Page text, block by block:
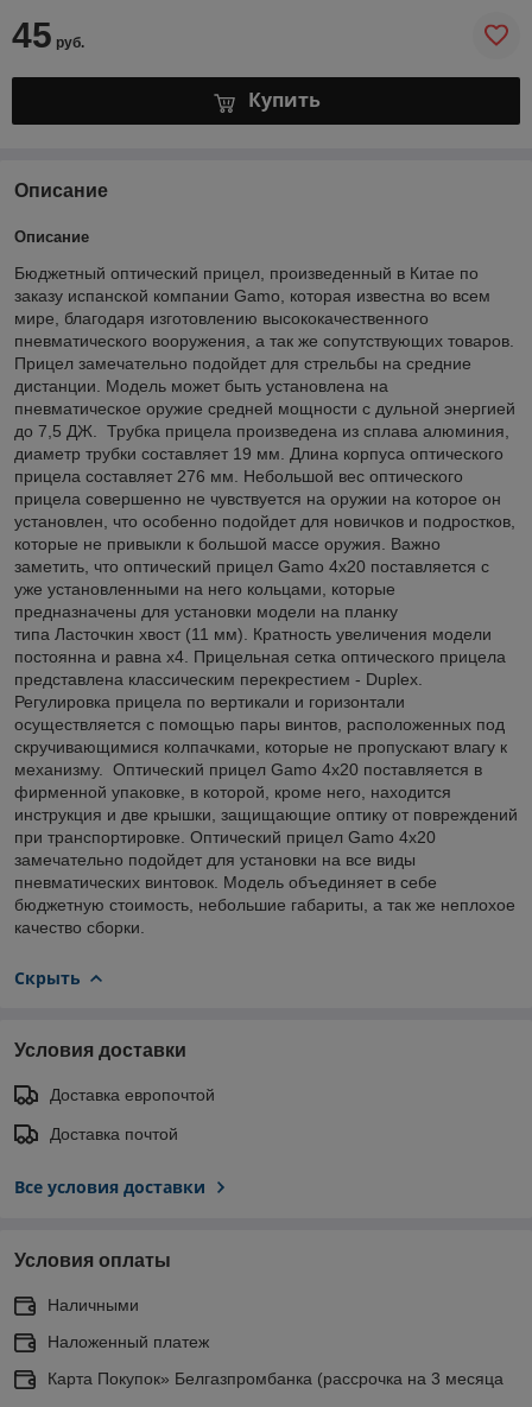
45 руб.
Купить
Описание
Описание
Бюджетный оптический прицел, произведенный в Китае по
заказу испанской компании Gamo, которая известна во всем
мире, благодаря изготовлению высококачественного
пневматического вооружения, а так же сопутствующих товаров.
Прицел замечательно подойдет для стрельбы на средние
дистанции. Модель может быть установлена на
пневматическое оружие средней мощности с дульной энергией
до 7,5 ДЖ. Трубка прицела произведена из сплава алюминия,
диаметр трубки составляет 19 мм. Длина корпуса оптического
прицела составляет 276 мм. Небольшой вес оптического
прицела совершенно не чувствуется на оружии на которое он
установлен, что особенно подойдет для новичков и подростков,
которые не привыкли к большой массе оружия. Важно
заметить, что оптический прицел Gamo 4х20 поставляется с
уже установленными на него кольцами, которые
предназначены для установки модели на планку
типа Ласточкин хвост (11 мм). Кратность увеличения модели
постоянна и равна х4. Прицельная сетка оптического прицела
представлена классическим перекрестием - Duplex.
Регулировка прицела по вертикали и горизонтали
осуществляется с помощью пары винтов, расположенных под
скручивающимися колпачками, которые не пропускают влагу к
механизму. Оптический прицел Gamo 4х20 поставляется в
фирменной упаковке, в которой, кроме него, находится
инструкция и две крышки, защищающие оптику от повреждений
при транспортировке. Оптический прицел Gamo 4x20
замечательно подойдет для установки на все виды
пневматических винтовок. Модель объединяет в себе
бюджетную стоимость, небольшие габариты, а так же неплохое
качество сборки.
Скрыть
Условия доставки
Доставка европочтой
Доставка почтой
Все условия доставки
Условия оплаты
Наличными
Наложенный платеж
Карта Покупок» Белгазпромбанка (рассрочка на 3 месяца